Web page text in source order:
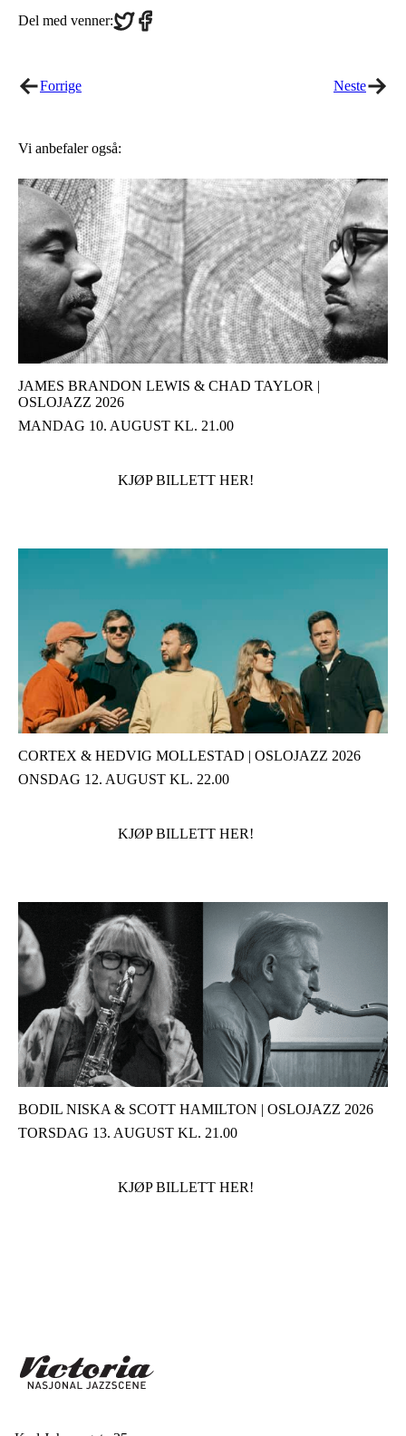
Del med venner:Share
on
Share
on
Forrige Neste
Vi anbefaler også:
JAMES BRANDON LEWIS & CHAD TAYLOR |
OSLOJAZZ 2026
MANDAG 10. AUGUST KL. 21.00
KJØP BILLETT HER!
CORTEX & HEDVIG MOLLESTAD | OSLOJAZZ 2026
ONSDAG 12. AUGUST KL. 22.00
KJØP BILLETT HER!
BODIL NISKA & SCOTT HAMILTON | OSLOJAZZ 2026
TORSDAG 13. AUGUST KL. 21.00
KJØP BILLETT HER!